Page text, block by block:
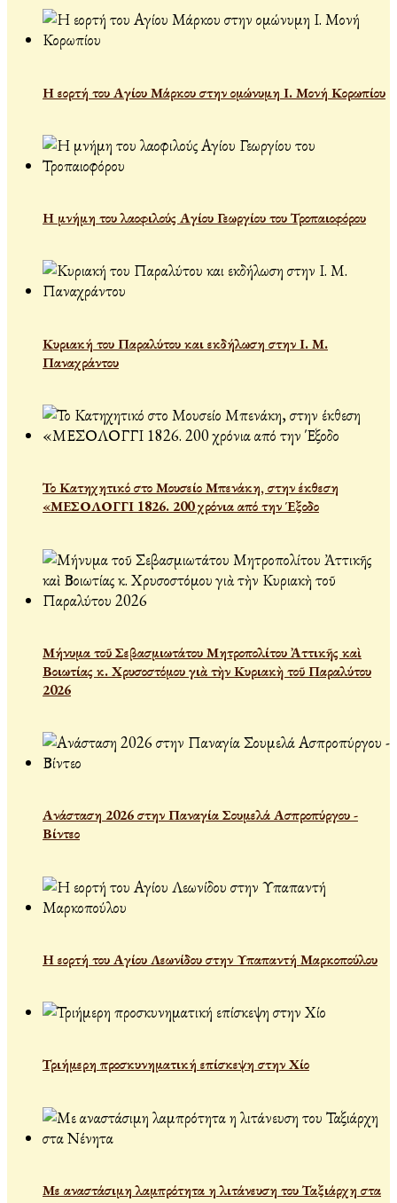
Η εορτή του Αγίου Μάρκου στην ομώνυμη Ι. Μονή Κορωπίου
Η μνήμη του λαοφιλούς Αγίου Γεωργίου του Τροπαιοφόρου
Κυριακή του Παραλύτου και εκδήλωση στην Ι. Μ.
Παναχράντου
Το Κατηχητικό στο Μουσείο Μπενάκη, στην έκθεση
«ΜΕΣΟΛΟΓΓΙ 1826. 200 χρόνια από την Έξοδο
Μήνυμα τοῦ Σεβασμιωτάτου Μητροπολίτου Ἀττικῆς καὶ
Βοιωτίας κ. Χρυσοστόμου γιὰ τὴν Κυριακὴ τοῦ Παραλύτου
2026
Ανάσταση 2026 στην Παναγία Σουμελά Ασπροπύργου -
Βίντεο
Η εορτή του Αγίου Λεωνίδου στην Υπαπαντή Μαρκοπούλου
Τριήμερη προσκυνηματική επίσκεψη στην Χίο
Με αναστάσιμη λαμπρότητα η λιτάνευση του Ταξιάρχη στα